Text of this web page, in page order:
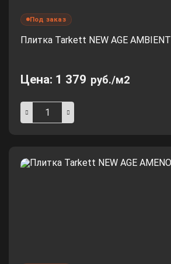
Под заказ
Плитка Tarkett NEW AGE AMBIENT
Цена: 1 379 руб./м2